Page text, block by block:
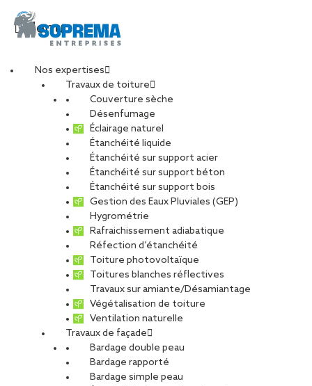
Menu
Nos expertises
Travaux de toiture
Couverture sèche
Désenfumage
Éclairage naturel
Étanchéité liquide
Étanchéité sur support acier
Étanchéité sur support béton
Étanchéité sur support bois
Gestion des Eaux Pluviales (GEP)
Hygrométrie
Rafraichissement adiabatique
Réfection d’étanchéité
Toiture photovoltaïque
Toitures blanches réflectives
Travaux sur amiante/Désamiantage
Végétalisation de toiture
Ventilation naturelle
Travaux de façade
Bardage double peau
Bardage rapporté
Bardage simple peau
lycee-beaupreau-
angers
PARTAGER
16 octobre 2017